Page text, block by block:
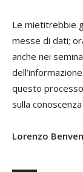
Le mietitrebbie
messe di dati;
anche nei
questo
sulla
Lorenzo